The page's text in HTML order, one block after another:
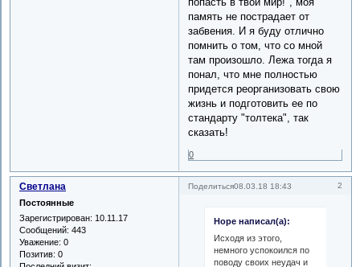
память не пострадает от
забвения. И я буду отлично
помнить о том, что со мной
там произошло. Лежа тогда я
понал, что мне полностью
придется реорганизовать свою
жизнь и подготовить ее по
стандарту "толтека", так
сказать!
0
Поделиться 2
08.03.18 18:43
Светлана
Постоянные
Зарегистрирован: 10.11.17
Сообщений: 443
Уважение: 0
Позитив: 0
Hope написал(а):
Исходя из этого,
немного успокоился по
поводу своих неудач и